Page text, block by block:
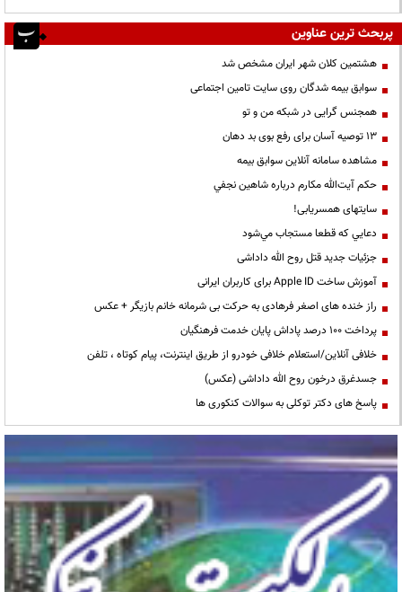
پربحث ترین عناوین
هشتمین کلان شهر ایران مشخص شد
سوابق بیمه شدگان روی سایت تامین اجتماعی
همجنس گرایی در شبکه من و تو
13 توصیه آسان برای رفع بوی بد دهان
مشاهده سامانه آنلاين سوابق بیمه
حكم آيت‌الله مكارم درباره شاهين نجفي
سایتهای همسریابی!
دعايي كه قطعا مستجاب مي‌شود
جزئیات جدید قتل روح الله داداشی
آموزش ساخت Apple ID برای کاربران ایرانی
راز خنده های اصغر فرهادی به حرکت بی شرمانه خانم بازیگر + عکس
پرداخت ۱۰۰ درصد پاداش پایان خدمت فرهنگیان
خلافی آنلاین/استعلام خلافی خودرو از طریق اینترنت، پیام کوتاه ، تلفن
جسدغرق درخون روح الله داداشی (عکس)
پاسخ های دکتر توکلی به سوالات کنکوری ها